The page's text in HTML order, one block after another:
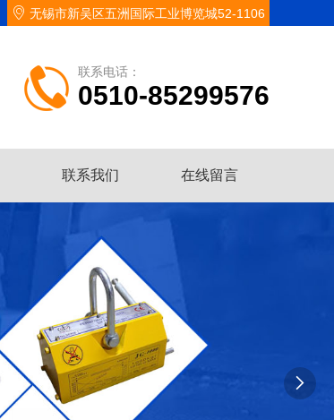
无锡市新吴区五洲国际工业博览城52-1106
联系电话：
0510-85299576
联系我们 在线留言
